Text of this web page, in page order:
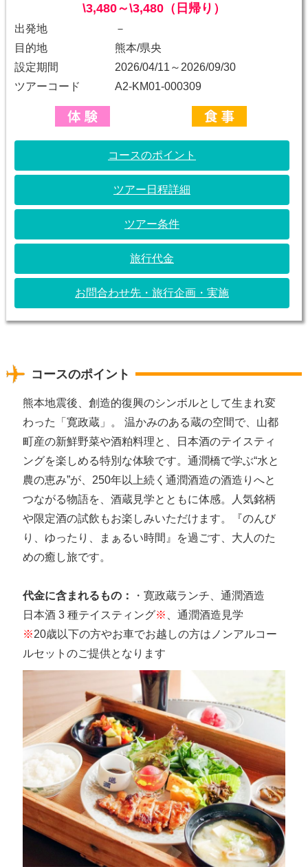
\3,480～\3,480（日帰り）
出発地
－
目的地
熊本/県央
設定期間
2026/04/11～2026/09/30
ツアーコード
A2-KM01-000309
コースのポイント
ツアー日程詳細
ツアー条件
旅行代金
お問合わせ先・旅行企画・実施
コースのポイント
熊本地震後、創造的復興のシンボルとして生まれ変
わった「寛政蔵」。 温かみのある蔵の空間で、山都
町産の新鮮野菜や酒粕料理と、日本酒のテイスティ
ングを楽しめる特別な体験です。通潤橋で学ぶ“水と
農の恵み”が、250年以上続く通潤酒造の酒造りへと
つながる物語を、酒蔵見学とともに体感。人気銘柄
や限定酒の試飲もお楽しみいただけます。『のんび
り、ゆったり、まぁるい時間』を過ごす、大人のた
めの癒し旅です。
代金に含まれるもの：
・寛政蔵ランチ、通潤酒造
日本酒 3 種テイスティング※
、通潤酒造見学
※20歳以下の方やお車でお越しの方はノンアルコー
ルセットのご提供となります